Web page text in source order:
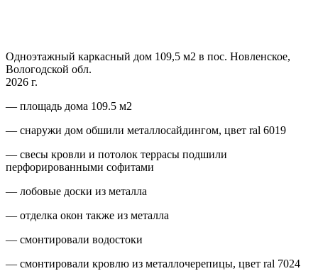
Одноэтажный каркасный дом 109,5 м2 в пос. Новленское,
Вологодской обл.
2026 г.
— площадь дома 109.5 м2
— снаружи дом обшили металлосайдингом, цвет ral 6019
— свесы кровли и потолок террасы подшили
перфорированными софитами
— лобовые доски из металла
— отделка окон также из металла
— смонтировали водостоки
— смонтировали кровлю из металлочерепицы, цвет ral 7024